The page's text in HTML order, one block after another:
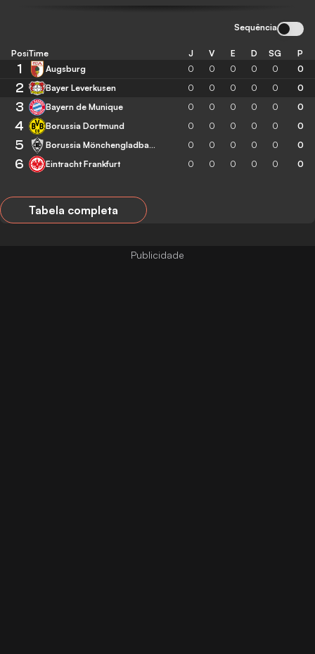
Sequência
Posição
Time J V E D SG P
1 Augsburg 0 0 0 0 0 0
2 Bayer Leverkusen 0 0 0 0 0 0
3 Bayern de Munique 0 0 0 0 0 0
4 Borussia Dortmund 0 0 0 0 0 0
5 Borussia Mönchengladbach 0 0 0 0 0 0
6 Eintracht Frankfurt 0 0 0 0 0 0
Tabela completa